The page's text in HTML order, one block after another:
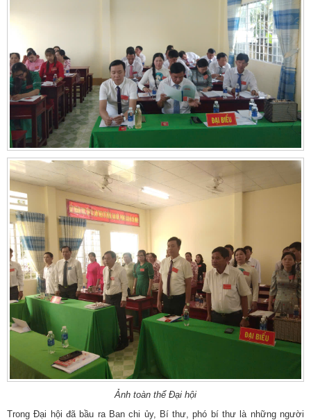
Ảnh toàn thể Đại hội
Trong Đại hội đã bầu ra Ban chi ủy, Bí thư, phó bí thư là những người